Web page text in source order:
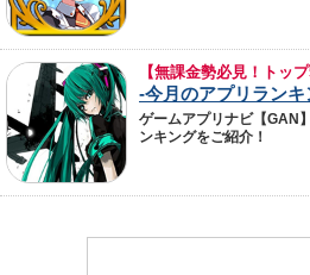
【無課金勢必見！トップ
-今月のアプリランキ
ゲームアプリナビ【GAN
ンキングをご紹介！